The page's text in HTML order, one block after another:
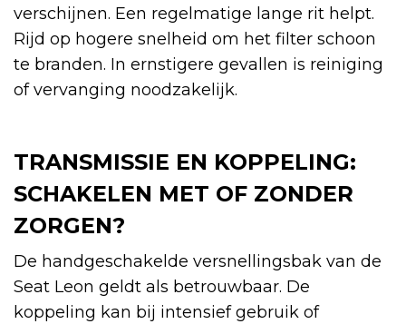
verschijnen. Een regelmatige lange rit helpt.
Rijd op hogere snelheid om het filter schoon
te branden. In ernstigere gevallen is reiniging
of vervanging noodzakelijk.
TRANSMISSIE EN KOPPELING:
SCHAKELEN MET OF ZONDER
ZORGEN?
De handgeschakelde versnellingsbak van de
Seat Leon geldt als betrouwbaar. De
koppeling kan bij intensief gebruik of